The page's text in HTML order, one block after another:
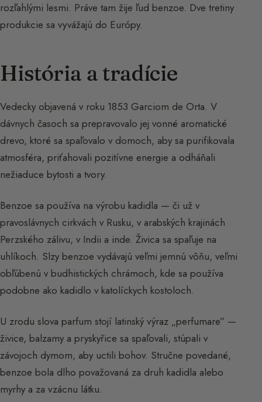
rozľahlými lesmi. Práve tam žije ľud benzoe. Dve tretiny
produkcie sa vyvážajú do Európy.
História a tradície
Vedecky objavená v roku 1853 Garciom de Orta. V
dávnych časoch sa prepravovalo jej vonné aromatické
drevo, ktoré sa spaľovalo v domoch, aby sa purifikovala
atmosféra, priťahovali pozitívne energie a odháňali
nežiaduce bytosti a tvory.
Benzoe sa používa na výrobu kadidla — či už v
pravoslávnych cirkvách v Rusku, v arabských krajinách
Perzského zálivu, v Indii a inde. Živica sa spaľuje na
uhlíkoch. Slzy benzoe vydávajú veľmi jemnú vôňu, veľmi
obľúbenú v budhistických chrámoch, kde sa používa
podobne ako kadidlo v katolíckych kostoloch.
U zrodu slova parfum stojí latinský výraz „perfumare” —
živice, balzamy a pryskyřice sa spaľovali, stúpali v
závojoch dymom, aby uctili bohov. Stručne povedané,
benzoe bola dlho považovaná za druh kadidla alebo
myrhy a za vzácnu látku.